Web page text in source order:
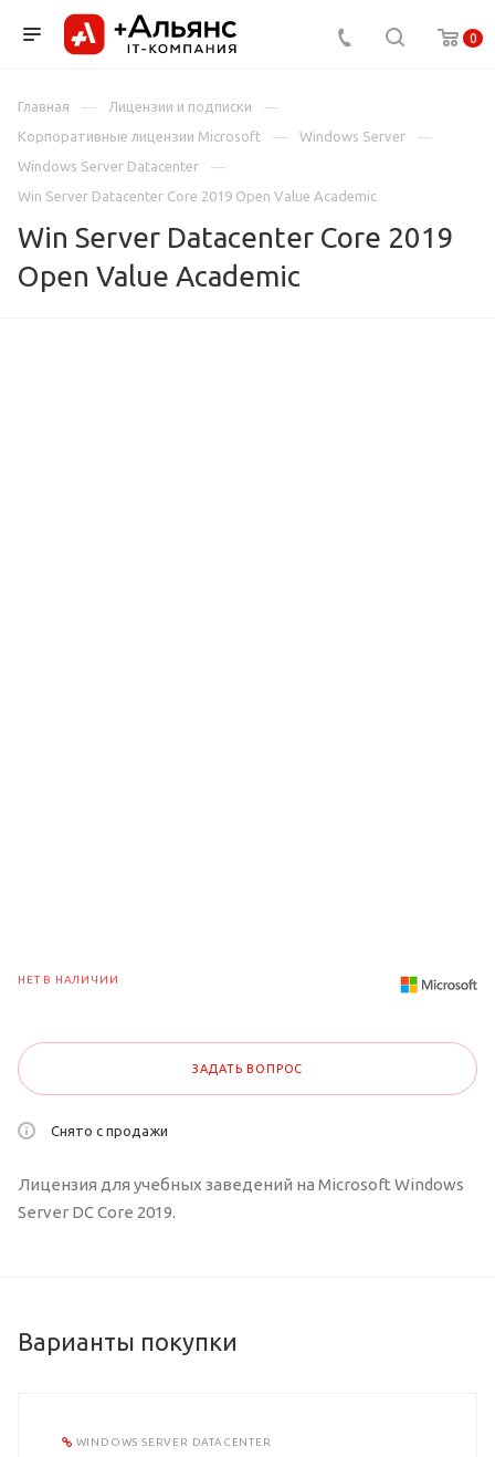
0
Главная
Лицензии и подписки
Корпоративные лицензии Microsoft
Windows Server
Windows Server Datacenter
Win Server Datacenter Core 2019 Open Value Academic
Win Server Datacenter Core 2019
Open Value Academic
НЕТ В НАЛИЧИИ
ЗАДАТЬ ВОПРОС
Снято с продажи
Лицензия для учебных заведений на Microsoft Windows
Server DC Core 2019.
Варианты покупки
WINDOWS SERVER DATACENTER